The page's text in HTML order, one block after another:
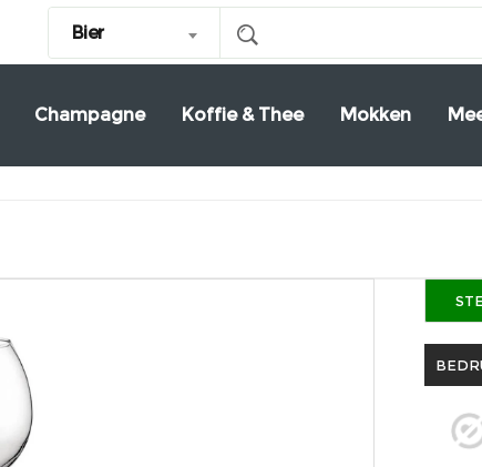
Bier
Champagne Koffie & Thee Mokken